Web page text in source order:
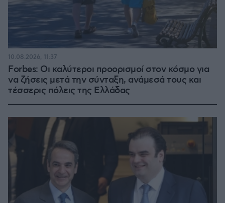
Forbes: Οι καλύτεροι προορισμοί στον κόσμο για
να ζήσεις μετά την σύνταξη, ανάμεσά τους και
τέσσερις πόλεις της Ελλάδας
10.08.2026, 11:37